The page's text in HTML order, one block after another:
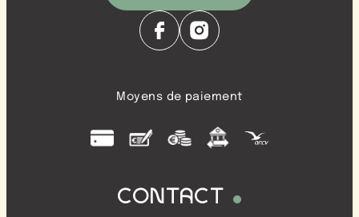
Moyens de paiement
CONTACT